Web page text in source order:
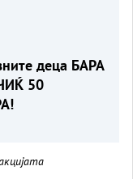
деца БАРА
50